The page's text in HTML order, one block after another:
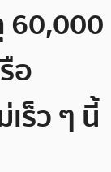
60,000
อ
ร็ว ๆ นี้